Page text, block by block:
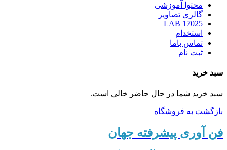
محتوا آموزشی
گالری تصاویر
LAB 17025
استخدام
تماس باما
ثبت نام
سبد خرید
سبد خرید شما در حال حاضر خالی است.
بازگشت به فروشگاه
فن آوری پیشرفته جهان